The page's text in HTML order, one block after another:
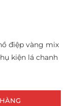
điệp vàng mix
kiện lá chanh